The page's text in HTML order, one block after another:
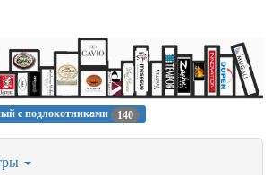
с подлокотниками 140